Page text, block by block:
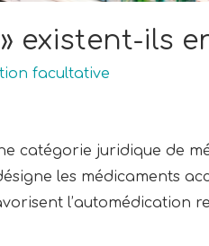
existent-ils
facultative
catégorie juridique de
les médicaments
l’automédication